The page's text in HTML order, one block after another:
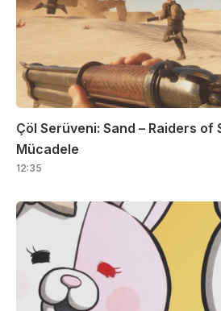
Çöl Serüveni: Sand – Raiders of
Mücadele
12:35